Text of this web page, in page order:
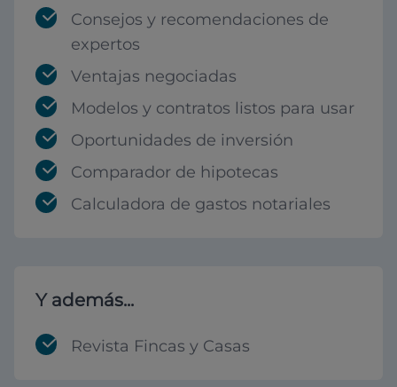
Consejos y recomendaciones de
expertos
Ventajas negociadas
Modelos y contratos listos para usar
Oportunidades de inversión
Comparador de hipotecas
Calculadora de gastos notariales
Y además...
Revista Fincas y Casas